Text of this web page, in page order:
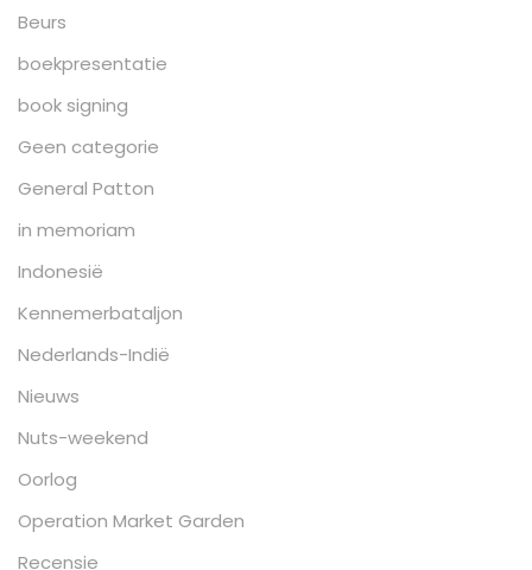
Beurs
boekpresentatie
book signing
Geen categorie
General Patton
in memoriam
Indonesië
Kennemerbataljon
Nederlands-Indië
Nieuws
Nuts-weekend
Oorlog
Operation Market Garden
Recensie